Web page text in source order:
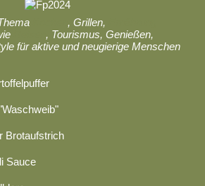
, Grillen,
, Tourismus, Genießen,
für aktive und neugierige Menschen
Brotaufstrich
Sauce